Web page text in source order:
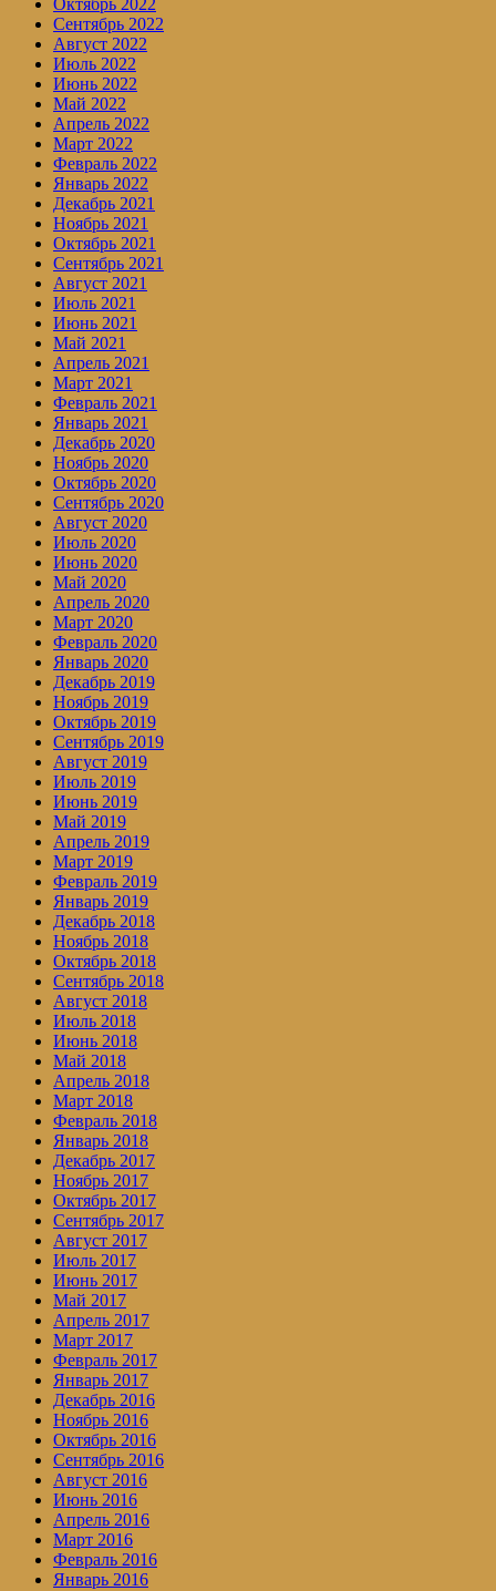
Октябрь 2022
Сентябрь 2022
Август 2022
Июль 2022
Июнь 2022
Май 2022
Апрель 2022
Март 2022
Февраль 2022
Январь 2022
Декабрь 2021
Ноябрь 2021
Октябрь 2021
Сентябрь 2021
Август 2021
Июль 2021
Июнь 2021
Май 2021
Апрель 2021
Март 2021
Февраль 2021
Январь 2021
Декабрь 2020
Ноябрь 2020
Октябрь 2020
Сентябрь 2020
Август 2020
Июль 2020
Июнь 2020
Май 2020
Апрель 2020
Март 2020
Февраль 2020
Январь 2020
Декабрь 2019
Ноябрь 2019
Октябрь 2019
Сентябрь 2019
Август 2019
Июль 2019
Июнь 2019
Май 2019
Апрель 2019
Март 2019
Февраль 2019
Январь 2019
Декабрь 2018
Ноябрь 2018
Октябрь 2018
Сентябрь 2018
Август 2018
Июль 2018
Июнь 2018
Май 2018
Апрель 2018
Март 2018
Февраль 2018
Январь 2018
Декабрь 2017
Ноябрь 2017
Октябрь 2017
Сентябрь 2017
Август 2017
Июль 2017
Июнь 2017
Май 2017
Апрель 2017
Март 2017
Февраль 2017
Январь 2017
Декабрь 2016
Ноябрь 2016
Октябрь 2016
Сентябрь 2016
Август 2016
Июнь 2016
Апрель 2016
Март 2016
Февраль 2016
Январь 2016